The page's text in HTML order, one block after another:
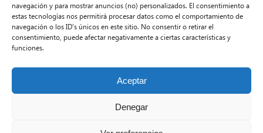
navegación y para mostrar anuncios (no) personalizados. El consentimiento a
estas tecnologías nos permitirá procesar datos como el comportamiento de
navegación o los ID's únicos en este sitio. No consentir o retirar el
consentimiento, puede afectar negativamente a ciertas características y
funciones.
Aceptar
Denegar
Términos y condiciones
Política de privacidad
Contacto
Desarrollo Web por Kiwop